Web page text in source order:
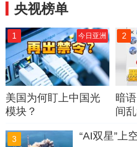
央视榜单
1 今日亚洲
美国为何盯上中国光
模块？
2
暗
间
3 “AI双星”上